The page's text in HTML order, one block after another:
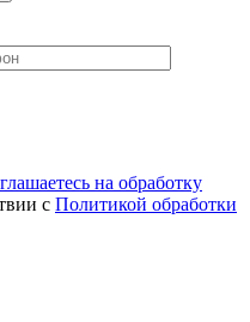
на обработку
с Политикой обработки